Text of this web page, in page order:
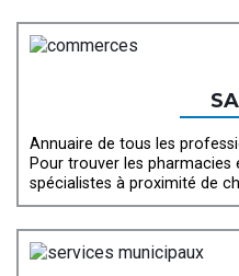
Annuaire de tous les
Pour trouver les
spécialistes à proximité de